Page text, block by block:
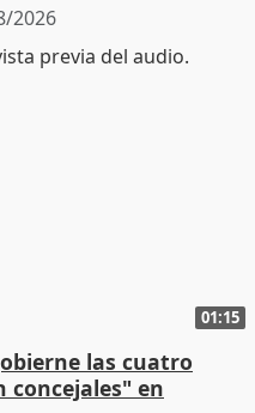
2026
01:15
las cuatro
concejales" en